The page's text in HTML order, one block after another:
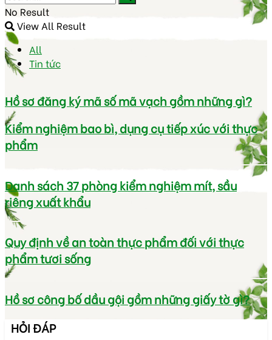
No Result
View All Result
All
Tin tức
Hồ sơ đăng ký mã số mã vạch gồm những gì?
Kiểm nghiệm bao bì, dụng cụ tiếp xúc với thực
phẩm
Danh sách 37 phòng kiểm nghiệm mít, sầu
riêng xuất khẩu
Quy định về an toàn thực phẩm đối với thực
phẩm tươi sống
Hồ sơ công bố dầu gội gồm những giấy tờ gì?
HỎI ĐÁP